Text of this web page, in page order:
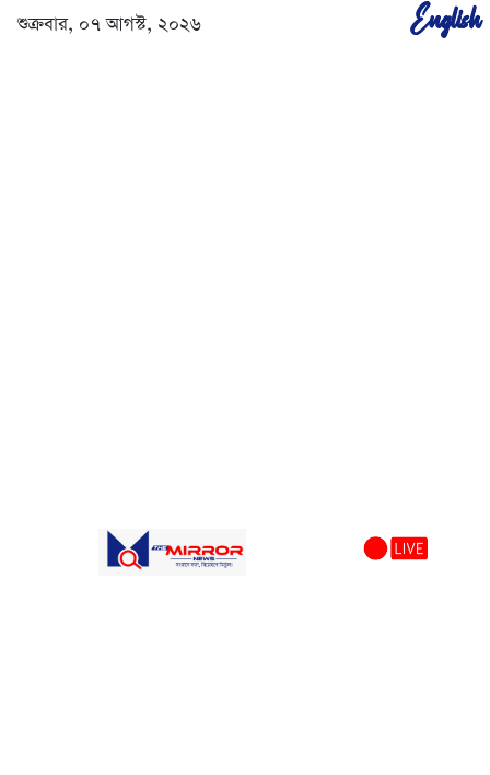
শুক্রবার, ০৭ আগস্ট, ২০২৬ English